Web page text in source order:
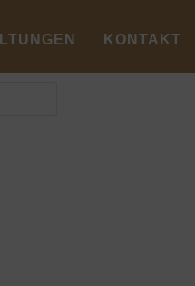
KONTAKT